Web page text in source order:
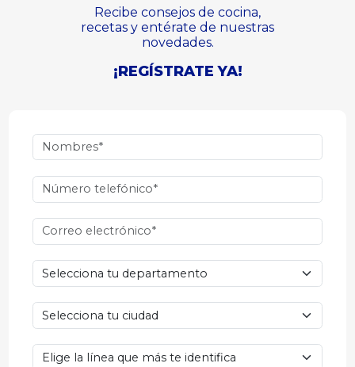
Recibe consejos de cocina,
recetas y entérate de nuestras
novedades.
¡REGÍSTRATE YA!